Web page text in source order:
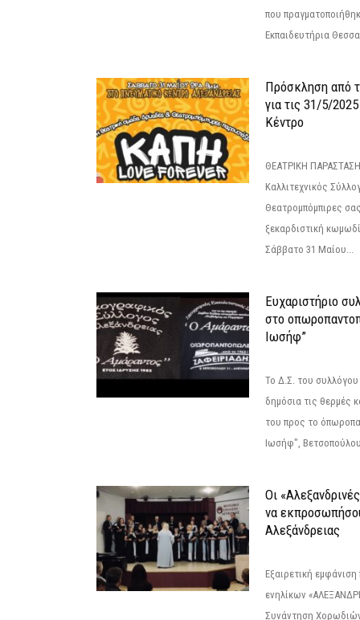
που
Εκπαιδευτήρια
Πρόσκληση από
για τις 31/5/
Κέντρο
ΘΕΑΤΡΙΚΗ ΠΑΡΑΣΤΑΣΗ
Καλλιτεχνικός
Θεατρομπόμπιρες
ξεκαρδιστική
Σάββατο 31 Μαίου...
Ευχαριστήριο
στο
Ιωσήφ”
Το Δ.Σ. του
δημόσια τις θερμές
του προς το
Ιωσήφ",
Οι
να
Αλεξάνδρειας
Εξαιρετική
ενηλίκων
Συνάντηση